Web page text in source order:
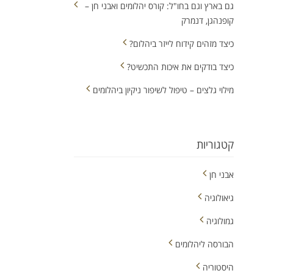
גם בארץ וגם בחו"ל: קורס יהלומים ואבני חן –
קופנהגן, דנמרק
כיצד מזהים קידוח לייזר ביהלום?
כיצד בודקים את איכות התכשיט?
מילוי גלצים – טיפול לשיפור ניקיון ביהלומים
קטגוריות
אבני חן
גיאולוגיה
גמולוגיה
הבורסה ליהלומים
היסטוריה